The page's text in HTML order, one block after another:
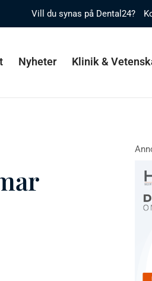
Vill du synas på Dental24?
Nyheter Klinik &